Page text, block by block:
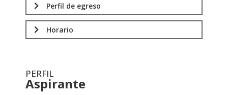
Perfil de egreso
Horario
PERFIL
Aspirante